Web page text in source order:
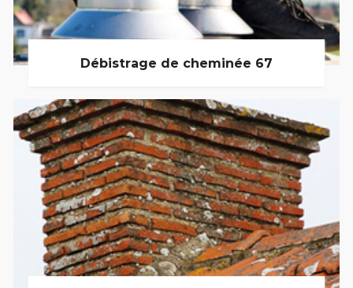
Débistrage de cheminée 67